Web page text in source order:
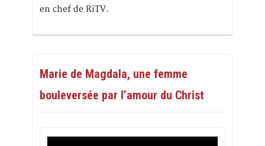
en chef de RiTV.
Marie de Magdala, une femme
bouleversée par l’amour du Christ